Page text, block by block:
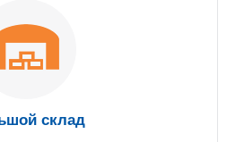
склад